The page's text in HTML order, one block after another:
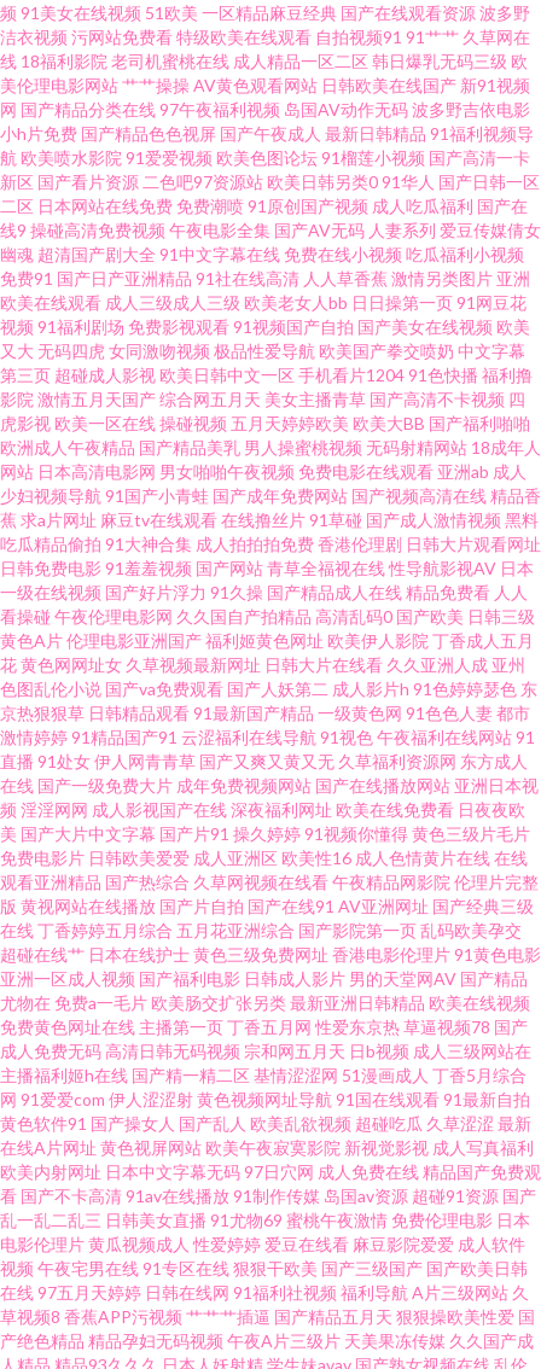
虎极品区 91撸啊撸 国产欧美日韩福利 五月天涩涩 91制片厂东京热 美女丝袜
足交 欧美黄色一级纯黄网络 黄色频在线 91探花熟女在线播放 91猫先生视频
亚洲操B视频 成人影音先锋免费视频 深爱激情欧美 91看片看淫黄 福利小视频
91 性爱三级网站 av色福利导航 女同自慰网站 影音先锋成人av网址 国内精品
综久久 午夜成人视频 97成人资源总战 久久亚洲天堂 国产精品一区二区陕西
爱爱欧美专区 影音先锋日干夜干資源 91五月天色色图片网 九草视频九九日
91在线青青草 久久di 91re伊人 黄色毛片久久 亚洲福利在线91 91在线制服直
播 老司机91福利在线 91很很操 91视频99视频 人妻一卡二卡三卡 91牛逼 韩
国成人网址导航 91Nc首页 丁香六月亭亭 久草在线网 肏屄后人少妇 91n在线
网页免费 福利视频91 欧美69性爱HD 亚洲无码激情文学 91看片看 欧韩avav
91精选国产 九一操人 亚洲色婷婷网 97在线资源站 麻豆四虎 91aV青青 超碰
色婷婷 殴美日韩大香焦网 91精品福利 五月天色图 国产一区欧美性爱 宅福利
91视频 国产精品在线1 在线a不卡 岛国色情资源 亚洲男人的天堂www 欧美综
合爱爱 日韩欧美a片在线观看 91巨炮视频在线 91资源在线视频 青青草原黄色
成人网站 国产精品久久欧美蜜月 日韩成人专区 91色啦自拍 欧日韩中文字幕
在线 四虎影院8848 久久金品视频 91次元官网首页免费 激情五月天社区 自拍
六区 国产福利院第七页 午夜剧场色中色 97香蕉伊人tv 欧美国产日韩婷婷色
91社视频在线观看 久久电影香蕉视频 91国产传媒视频 国产视频96页 亚洲αv
二区 99成人五码人妻 人妖伪娘性爱网站 91探花国 日韩黄页免费大全 97色伦
电影 欧美扩肛 91大神在线视频观看 韩国黄色视 午夜福利视频站 97超碰网 欧
韩www在线观看 91看片看淫黄 人人操97人妻 91在线精品视频在线视频 日韩
精品中文字幕在线 91视频福利网 久久国产福利 在线一本 大香蕉伊人殴美 深
频 91美女在线视频 51欧美 一区精品麻豆经典 国产在线观看资源波多野
洁衣视频 污网站免费看特级欧美在线观看 自拍视频91 91艹艹 久草网在
线 18福利影院 老司机蜜桃在线 成人精品一区二区 韩日爆乳无码三级 欧
美伦理电影网站艹艹操操AV黄色观看网站 日韩欧美在线国产 新91视频
网 国产精品分类在线97午夜福利视频 岛国AV动作无码波多野吉依电影
小h片免费 国产精品色色视屏 国产午夜成人 最新日韩精品 91福利视频导
航 欧美喷水影院 91爱爱视频 欧美色图论坛91榴莲小视频 国产高清一卡
新区 国产看片资源 二色吧97资源站 欧美日韩另类091华人 国产日韩一区
二区 日本网站在线免费 免费潮喷91原创国产视频 成人吃瓜福利 国产在
线9 操碰高清免费视频 午夜电影全集 国产AV无码 人妻系列 爱豆传媒倩女
幽魂 超清国产剧大全 91中文字幕在线 免费在线小视频 吃瓜福利小视频
免费91 国产日产亚洲精品 91社在线高清 人人草香蕉 激情另类图片 亚洲
欧美在线观看 成人三级成人三级 欧美老女人bb 日日操第一页91网豆花
视频 91福利剧场 免费影视观看91视频国产自拍 国产美女在线视频 欧美
又大 无码四虎 女同激吻视频 极品性爱导航 欧美国产拳交喷奶 中文字幕
第三页 超碰成人影视 欧美日韩中文一区 手机看片120491色快播 福利撸
影院 激情五月天国产综合网五月天 美女主播青草 国产高清不卡视频 四
虎影视 欧美一区在线操碰视频 五月天婷婷欧美 欧美大BB 国产福利啪啪
欧洲成人午夜精品 国产精品美乳 男人操蜜桃视频 无码射精网站 18成年人
网站 日本高清电影网 男女啪啪午夜视频 免费电影在线观看 亚洲ab 成人
少妇视频导航 91国产小青蛙 国产成年免费网站 国产视频高清在线精品香
蕉 求a片网址 麻豆tv在线观看在线撸丝片91草碰 国产成人激情视频 黑料
吃瓜精品偷拍 91大神合集 成人拍拍拍免费香港伦理剧 日韩大片观看网址
日韩免费电影 91羞羞视频 国产网站青草全福视在线性导航影视AV 日本
一级在线视频 国产好片浮力 91久操 国产精品成人在线精品免费看 人人
看操碰 午夜伦理电影网 久久国自产拍精品 高清乱码0 国产欧美 日韩三级
黄色A片伦理电影亚洲国产福利姬黄色网址 欧美伊人影院 丁香成人五月
花黄色网网址女 久草视频最新网址 日韩大片在线看 久久亚洲人成 亚州
色图乱伦小说 国产va免费观看 国产人妖第二 成人影片h 91色婷婷瑟色 东
京热狠狠草 日韩精品观看91最新国产精品 一级黄色网 91色色人妻都市
激情婷婷91精品国产91 云涩福利在线导航 91视色午夜福利在线网站91
直播 91处女伊人网青青草 国产又爽又黄又无 久草福利资源网 东方成人
在线 国产一级免费大片 成年免费视频网站 国产在线播放网站 亚洲日本视
频 淫淫网网 成人影视国产在线深夜福利网址 欧美在线免费看 日夜夜欧
美 国产大片中文字幕 国产片91 操久婷婷91视频你懂得黄色三级片毛片
免费电影片 日韩欧美爱爱 成人亚洲区 欧美性16 成人色情黄片在线在线
观看亚洲精品 国产热综合 久草网视频在线看午夜精品网影院 伦理片完整
版 黄视网站在线播放 国产片自拍 国产在线91 AV亚洲网址 国产经典三级
在线丁香婷婷五月综合 五月花亚洲综合 国产影院第一页乱码欧美孕交
超碰在线艹 日本在线护士黄色三级免费网址 香港电影伦理片91黄色电影
亚洲一区成人视频 国产福利电影 日韩成人影片 男的天堂网AV 国产精品
尤物在 免费a一毛片 欧美肠交扩张另类最新亚洲日韩精品 欧美在线视频
免费黄色网址在线 主播第一页丁香五月网 性爱东京热草逼视频78 国产
成人免费无码高清日韩无码视频 宗和网五月天 日b视频 成人三级网站在
主播福利姬h在线 国产精一精二区 基情涩涩网 51漫画成人 丁香5月综合
网 91爱爱com 伊人涩涩射黄色视频网址导航 91国在线观看91最新自拍
黄色软件91 国产操女人 国产乱人 欧美乱欲视频 超碰吃瓜 久草涩涩 最新
在线A片网址 黄色视屏网站 欧美午夜寂寞影院 新视觉影视 成人写真福利
欧美内射网址 日本中文字幕无码97日穴网 成人免费在线精品国产免费观
看 国产不卡高清91av在线播放91制作传媒 岛国av资源 超碰91资源 国产
乱一乱二乱三 日韩美女直播 91尤物69 蜜桃午夜激情 免费伦理电影 日本
电影伦理片黄瓜视频成人 性爱婷婷 爱豆在线看 麻豆影院爱爱 成人软件
视频 午夜宅男在线91专区在线狠狠干欧美 国产三级国产 国产欧美日韩
在线97五月天婷婷 日韩在线网 91福利社视频 福利导航 A片三级网站 久
草视频8 香蕉APP污视频 艹艹艹插逼 国产精品五月天 狠狠操欧美性爱 国
产绝色精品 精品孕妇无码视频 午夜A片三级片 天美果冻传媒 久久国产成
人精品 精品93久久久 日本人妖射精学生妹avav 国产熟女视频在线 乱伦